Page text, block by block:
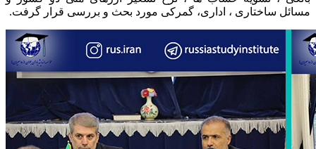
مسائل ساختاری ، اداری، گمرکی مورد بحث و بررسی قرار گرفت.